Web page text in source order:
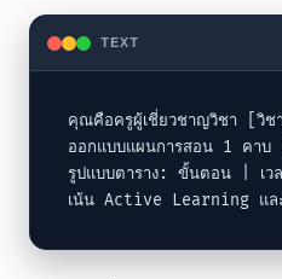
TEXT
คุณคือครูผู้เชี่ยวชาญวิชา [วิ
ออกแบบแผนการสอน 1 คา
รูปแบบตาราง: ขั้นตอน | เ
เน้น Active Learning แล